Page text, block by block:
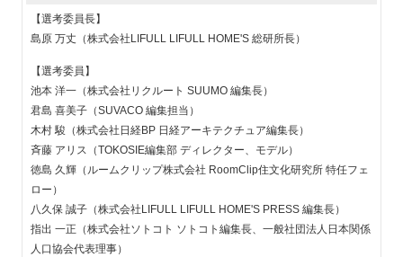
【選考委員長】
島原 万丈（株式会社LIFULL LIFULL HOME'S 総研所長）
【選考委員】
池本 洋一（株式会社リクルート SUUMO 編集長）
君島 喜美子（SUVACO 編集担当）
木村 駿（株式会社日経BP 日経アーキテクチュア編集長）
斉藤 アリス（TOKOSIE編集部 ディレクター、モデル）
徳島 久輝（ルームクリップ株式会社 RoomClip住文化研究所 特任フェ
ロー）
八久保 誠子（株式会社LIFULL LIFULL HOME'S PRESS 編集長）
指出 一正（株式会社ソトコト ソトコト編集長、一般社団法人日本関係
人口協会代表理事）